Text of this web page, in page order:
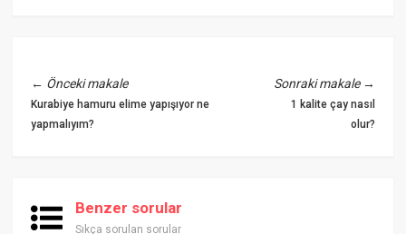
← Önceki makale
Kurabiye hamuru elime yapışıyor ne
yapmalıyım?
Sonraki makale→
1 kalite çay nasıl
olur?
Benzer sorular
Sıkça sorulan sorular